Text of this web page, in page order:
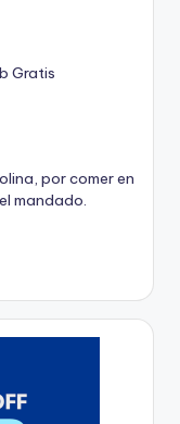
Gratis
por comer en
mandado.